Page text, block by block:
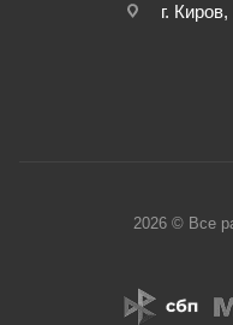
г.
2026 © Все